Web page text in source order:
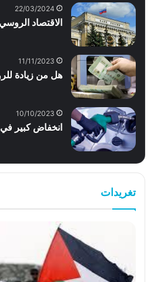
22/03/2024
الاقتصاد
11/11/2023
هل من زيادة
10/10/2023
انخفاض كبير
تغريدات